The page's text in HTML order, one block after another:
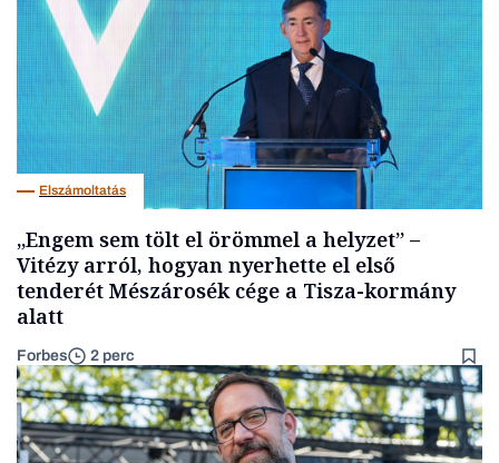
Elszámoltatás
„Engem sem tölt el örömmel a helyzet” –
Vitézy arról, hogyan nyerhette el első
tenderét Mészárosék cége a Tisza-kormány
alatt
Forbes 2 perc